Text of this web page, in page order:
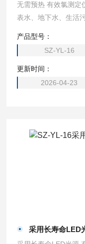
无需预热 有效氯测定仪SZ-YL-16有效氯测定仪广泛应用于地
表水、地下水、生活
产品型号：
SZ-YL-16
更新时间：
2026-04-23
采用长寿命LED